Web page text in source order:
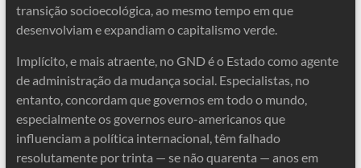
transição socioecológica, ao mesmo tempo em que
desenvolviam e expandiam o capitalismo verde.
Implícito, e mais atraente, no GND é o Estado como agente
de administração da mudança social. Especialistas, no
entanto, concordam que governos em todo o mundo,
especialmente os governos euro-americanos que
influenciam a política internacional, têm falhado
resolutamente por trinta — se não quarenta — anos em